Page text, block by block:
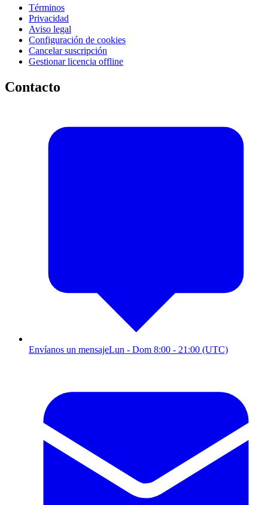
Términos
Privacidad
Aviso legal
Configuración de cookies
Cancelar suscripción
Gestionar licencia offline
Contacto
Envíanos un mensajeLun - Dom 8:00 - 21:00 (UTC)